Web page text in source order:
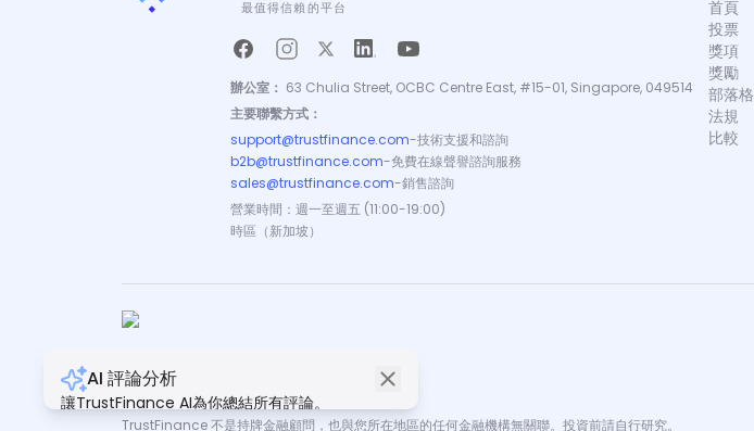
AI 評論分析
讓TrustFinance AI為你總結所有評論。
最值得信賴的平台
辦公室： 63 Chulia Street, OCBC Centre East, #15-01, Singapore, 049514
主要聯繫方式：
support@trustfinance.com-技術支援和諮詢
b2b@trustfinance.com-免費在線聲譽諮詢服務
sales@trustfinance.com-銷售諮詢
營業時間：週一至週五 (11:00-19:00)
時區（新加坡）
首頁
投票
獎項
獎勵
部落格
法規
比較
版權所有 © TrustFinance 2026 | V.2.0
TrustFinance 不是持牌金融顧問，也與您所在地區的任何金融機構無關聯。投資前請自行研究。